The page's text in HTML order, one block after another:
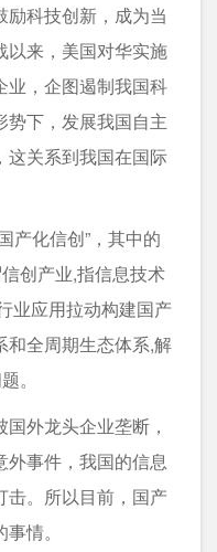
科技创新，成为当
以来，美国对华实施
业，企图遏制我国科
势下，发展我国自主
这关系到我国在国际
产化信创”，其中的
创产业,指信息技术
业应用拉动构建国产
和全周期生态体系,解
。
外龙头企业垄断，
外事件，我国的信息
击。所以目前，国产
情。